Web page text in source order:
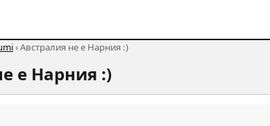
› Австралия не е Нарния :)
е Нарния :)